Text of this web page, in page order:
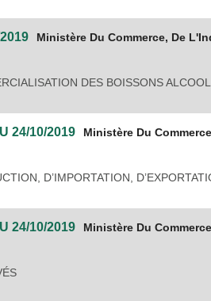
Ministère Du Commerce, De
DES BOISSONS
24/10/2019
Ministère Du
D’IMPORTATION,
24/10/2019
Ministère Du